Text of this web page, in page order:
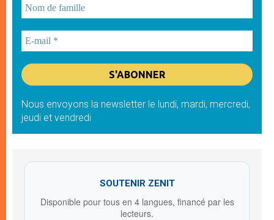
Nous envoyons la newsletter le lundi, mardi, mercredi,
jeudi et vendredi
SOUTENIR ZENIT
Disponible pour tous en 4 langues, financé par les
lecteurs.